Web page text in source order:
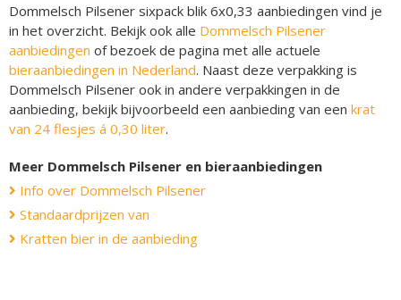
Dommelsch Pilsener sixpack blik 6x0,33 aanbiedingen vind je
in het overzicht. Bekijk ook alle Dommelsch Pilsener
aanbiedingen of bezoek de pagina met alle actuele
bieraanbiedingen in Nederland. Naast deze verpakking is
Dommelsch Pilsener ook in andere verpakkingen in de
aanbieding, bekijk bijvoorbeeld een aanbieding van een krat
van 24 flesjes á 0,30 liter.
Meer Dommelsch Pilsener en bieraanbiedingen
Info over Dommelsch Pilsener
Standaardprijzen van
Kratten bier in de aanbieding